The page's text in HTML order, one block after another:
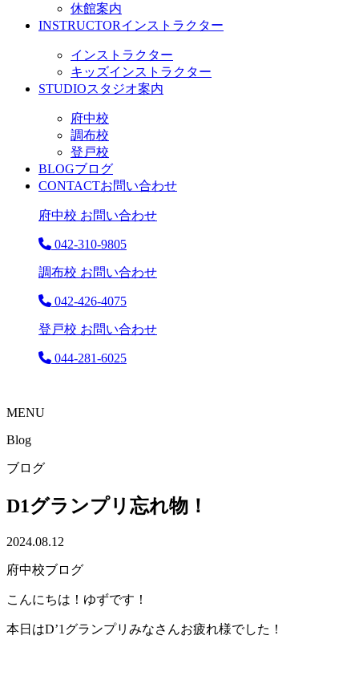
休館案内
INSTRUCTORインストラクター
インストラクター
キッズインストラクター
STUDIOスタジオ案内
府中校
調布校
登戸校
BLOGブログ
CONTACTお問い合わせ
府中校 お問い合わせ
042-310-9805
調布校 お問い合わせ
042-426-4075
登戸校 お問い合わせ
044-281-6025
MENU
Blog
ブログ
D1グランプリ忘れ物！
2024.08.12
府中校ブログ
こんにちは！ゆずです！
本日はD’1グランプリみなさんお疲れ様でした！